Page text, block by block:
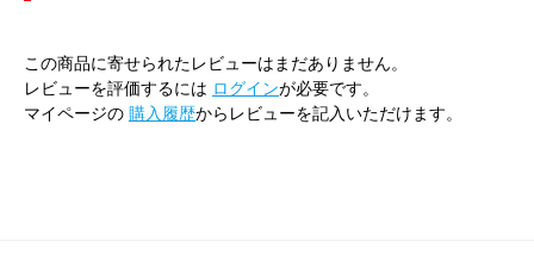
この商品に寄せられたレビューはまだありません。
レビューを評価するには ログインが必要です。
マイページの 購入履歴からレビューを記入いただけます。